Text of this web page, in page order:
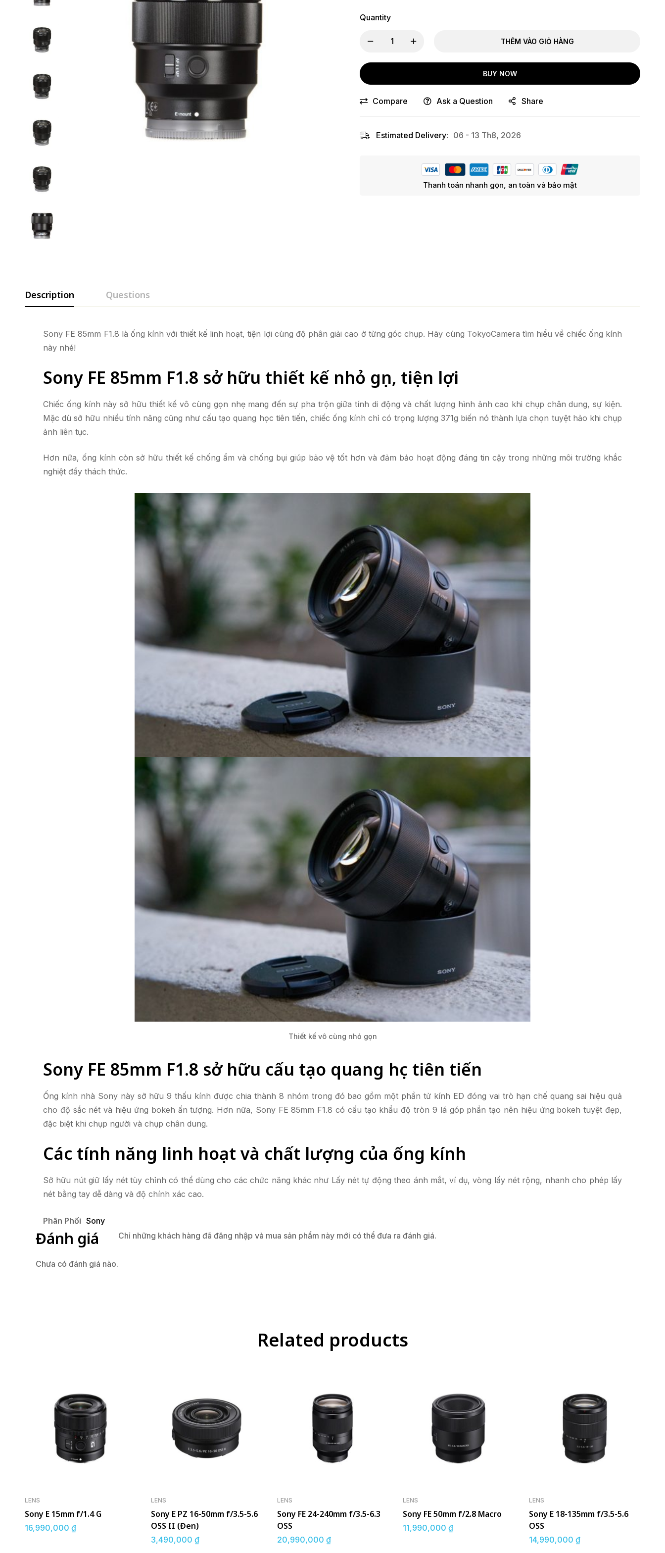
Quantity
THÊM VÀO GIỎ HÀNG
BUY NOW
Compare Ask a Question Share
Estimated Delivery: 06 - 13 Th8, 2026
Thanh toán nhanh gọn, an toàn và bảo mật
Description Questions
Sony FE 85mm F1.8 là ống kính với thiết kế linh hoạt, tiện lợi cùng độ phân giải cao ở từng góc chụp. Hãy cùng TokyoCamera tìm hiểu về chiếc ống kính
này nhé!
Sony FE 85mm F1.8 sở hữu thiết kế nhỏ gọn, tiện lợi
Chiếc ống kính này sở hữu thiết kế vô cùng gọn nhẹ mang đến sự pha trộn giữa tính di động và chất lượng hình ảnh cao khi chụp chân dung, sự kiện.
Mặc dù sở hữu nhiều tính năng cũng như cấu tạo quang học tiên tiến, chiếc ống kính chỉ có trọng lượng 371g biến nó thành lựa chọn tuyệt hảo khi chụp
ảnh liên tục.
Hơn nữa, ống kính còn sở hữu thiết kế chống ẩm và chống bụi giúp bảo vệ tốt hơn và đảm bảo hoạt động đáng tin cậy trong những môi trường khắc
nghiệt đầy thách thức.
Thiết kế vô cùng nhỏ gọn
Sony FE 85mm F1.8 sở hữu cấu tạo quang học tiên tiến
Ống kính nhà Sony này sở hữu 9 thấu kính được chia thành 8 nhóm trong đó bao gồm một phần tử kính ED đóng vai trò hạn chế quang sai hiệu quả
cho độ sắc nét và hiệu ứng bokeh ấn tượng. Hơn nữa, Sony FE 85mm F1.8 có cấu tạo khẩu độ tròn 9 lá góp phần tạo nên hiệu ứng bokeh tuyệt đẹp,
đặc biệt khi chụp người và chụp chân dung.
Các tính năng linh hoạt và chất lượng của ống kính
Sở hữu nút giữ lấy nét tùy chỉnh có thể dùng cho các chức năng khác như Lấy nét tự động theo ánh mắt, ví dụ, vòng lấy nét rộng, nhanh cho phép lấy
nét bằng tay dễ dàng và độ chính xác cao.
Phân Phối Sony
Đánh giá
Chưa có đánh giá nào.
Chỉ những khách hàng đã đăng nhập và mua sản phẩm này mới có thể đưa ra đánh giá.
Related products
LENS
Sony E 15mm f/1.4 G
16,990,000 ₫
LENS
Sony E PZ 16-50mm f/3.5-5.6
OSS II (Đen)
3,490,000 ₫
LENS
Sony FE 24-240mm f/3.5-6.3
OSS
20,990,000 ₫
LENS
Sony FE 50mm f/2.8 Macro
11,990,000₫
LENS
Sony E 18-135mm f/3.5-5.6
OSS
14,990,000₫